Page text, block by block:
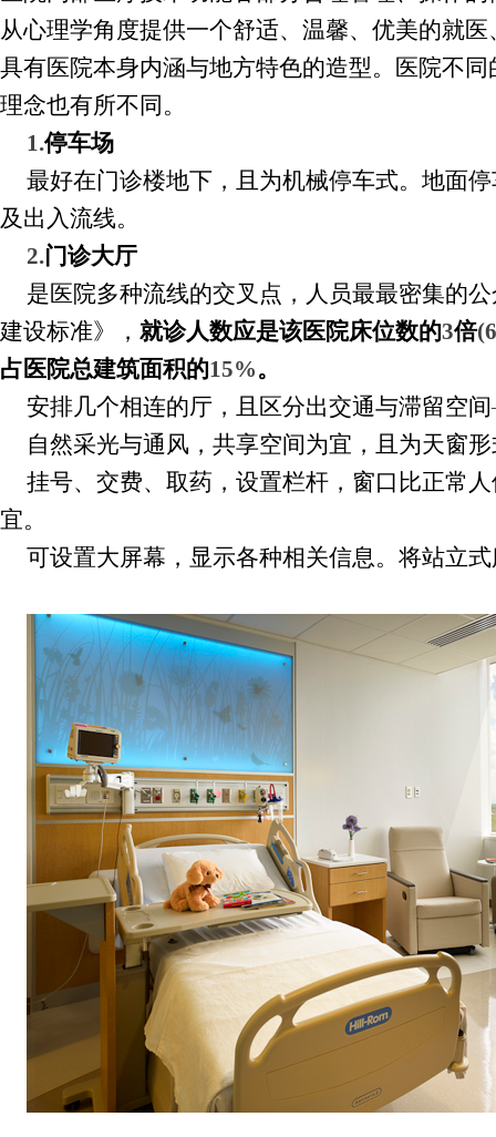
从心理学角度提供一个舒适、温馨、优美的就医
具有医院本身内涵与地方特色的造型。医院不
理念也有所不同。
1.停车场
最好在门诊楼地下，且为机械停车式。地面
及出入流线。
2.门诊大厅
是医院多种流线的交叉点，人员最最密集的
建设标准》， 就诊人数应是该医院床位数的3倍
占医院总建筑面积的15%。
安排几个相连的厅，且区分出交通与滞留空间
自然采光与通风，共享空间为宜，且为天窗
挂号、交费、取药，设置栏杆，窗口比正常
宜。
可设置大屏幕，显示各种相关信息。将站立